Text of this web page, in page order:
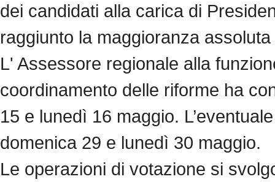
dei candidati alla carica di
raggiunto la maggioranza
L' Assessore regionale alla
coordinamento delle riforme ha
15 e lunedì 16 maggio.
domenica 29 e lunedì 30 maggio.
Le operazioni di votazione si